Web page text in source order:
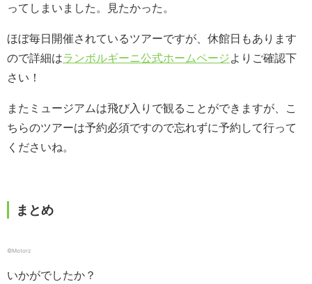
ってしまいました。見たかった。
ほぼ毎日開催されているツアーですが、休館日もあります
ので詳細はランボルギーニ公式ホームページよりご確認下
さい！
またミュージアムは飛び入りで観ることができますが、こ
ちらのツアーは予約必須ですので忘れずに予約して行って
くださいね。
まとめ
©Motorz
いかがでしたか？